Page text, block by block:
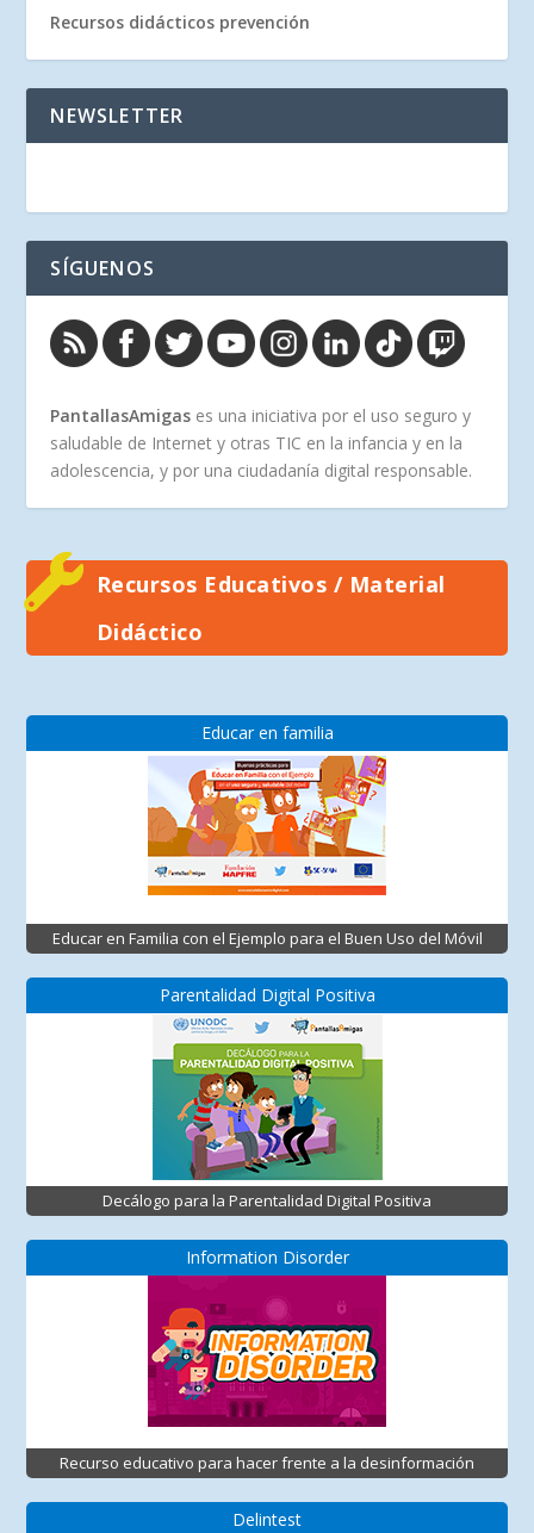
Recursos didácticos prevención
NEWSLETTER
SÍGUENOS
PantallasAmigas es una iniciativa por el uso seguro y
saludable de Internet y otras TIC en la infancia y en la
adolescencia, y por una ciudadanía digital responsable.
Recursos Educativos / Material
Didáctico
Educar en familia
Educar en Familia con el Ejemplo para el Buen Uso del Móvil
Parentalidad Digital Positiva
Decálogo para la Parentalidad Digital Positiva
Information Disorder
Recurso educativo para hacer frente a la desinformación
Delintest